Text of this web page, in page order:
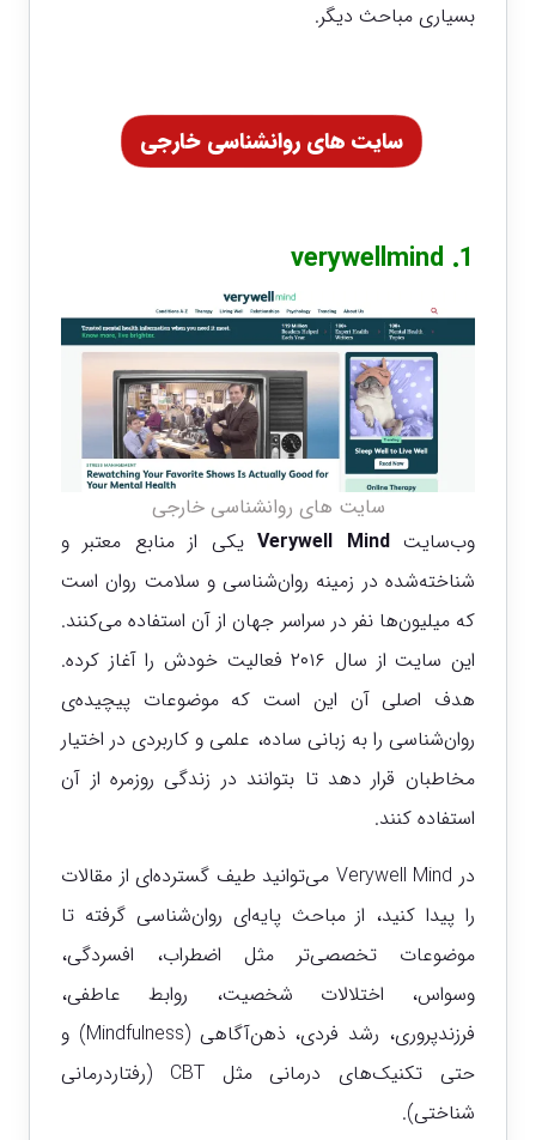
بسیاری مباحث دیگر.
سایت های روانشناسی خارجی
1.
verywellmind
سایت های روانشناسی خارجی
وب‌سایتVerywell Mindیکی از منابع معتبر و
شناخته‌شده در زمینه روان‌شناسی و سلامت روان است
که میلیون‌ها نفر در سراسر جهان از آن استفاده می‌کنند.
این سایت از سال ۲۰۱۶ فعالیت خودش را آغاز کرده.
هدف اصلی آن این است که موضوعات پیچیده‌ی
روان‌شناسی را به زبانی ساده، علمی و کاربردی در اختیار
مخاطبان قرار دهد تا بتوانند در زندگی روزمره از آن
استفاده کنند.
در Verywell Mind می‌توانید طیف گسترده‌ای از مقالات
را پیدا کنید، از مباحث پایه‌ای روان‌شناسی گرفته تا
موضوعات تخصصی‌تر مثل اضطراب، افسردگی،
وسواس، اختلالات شخصیت، روابط عاطفی،
فرزندپروری، رشد فردی، ذهن‌آگاهی (Mindfulness) و
حتی تکنیک‌های درمانی مثل CBT (رفتاردرمانی
شناختی).